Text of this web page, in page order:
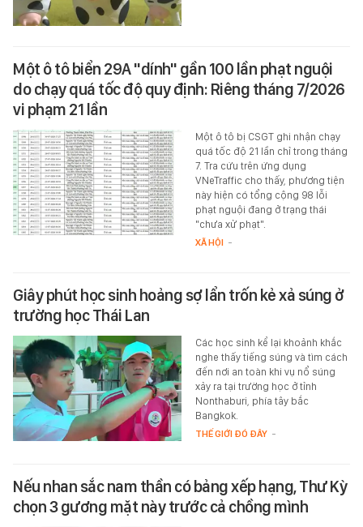
Một ô tô biển 29A "dính" gần 100 lần phạt nguội
do chạy quá tốc độ quy định: Riêng tháng 7/2026
vi phạm 21 lần
Một ô tô bị CSGT ghi nhận chạy
quá tốc độ 21 lần chỉ trong tháng
7. Tra cứu trên ứng dụng
VNeTraffic cho thấy, phương tiện
này hiện có tổng cộng 98 lỗi
phạt nguội đang ở trạng thái
"chưa xử phạt".
XÃ HỘI -
Giây phút học sinh hoảng sợ lẩn trốn kẻ xả súng ở
trường học Thái Lan
Các học sinh kể lại khoảnh khắc
nghe thấy tiếng súng và tìm cách
đến nơi an toàn khi vụ nổ súng
xảy ra tại trường học ở tỉnh
Nonthaburi, phía tây bắc
Bangkok.
THẾ GIỚI ĐÓ ĐÂY -
Nếu nhan sắc nam thần có bảng xếp hạng, Thư Kỳ
chọn 3 gương mặt này trước cả chồng mình